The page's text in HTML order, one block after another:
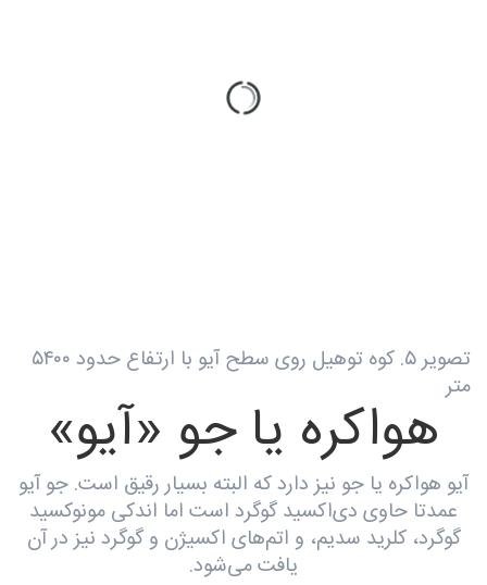
تصویر ۵. کوه توهیل روی سطح آیو با ارتفاع حدود ۵۴۰۰
متر
هواکره یا جو «آیو»
آیو هواکره یا جو نیز دارد که البته بسیار رقیق است. جو آیو
عمدتا حاوی دی‌اکسید گوگرد است اما اندکی مونوکسید
گوگرد، کلرید سدیم، و اتم‌های اکسیژن و گوگرد نیز در آن
یافت می‌شود.